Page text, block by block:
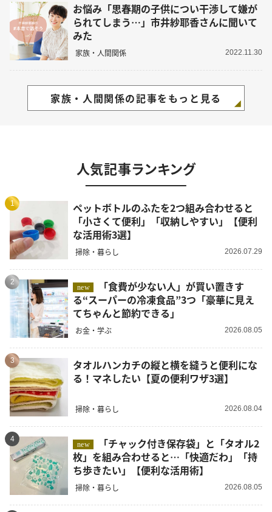
お悩み「思春期の子供につい干渉して嫌が
られてしまう…」市井紗耶香さんに聞いて
みた
家族・人間関係 2022.11.30
家族・人間関係の記事をもっと見る
人気記事ランキング
1
ペットボトルのふたを2つ組み合わせると
「小さくて便利」「収納しやすい」【便利
な活用術3選】
掃除・暮らし 2026.07.29
2
new
る“スーパーの冷凍食品”3つ「豪華に見え
てちゃんと節約できる」
お金・学ぶ 2026.08.05
3
タオルハンカチの縦と横を縫うと便利にな
る！マネしたい【夏の便利ワザ3選】
掃除・暮らし 2026.08.04
4
new
枚」を組み合わせると…「快適だわ」「持
ち歩きたい」【便利な活用術】
掃除・暮らし 2026.08.05